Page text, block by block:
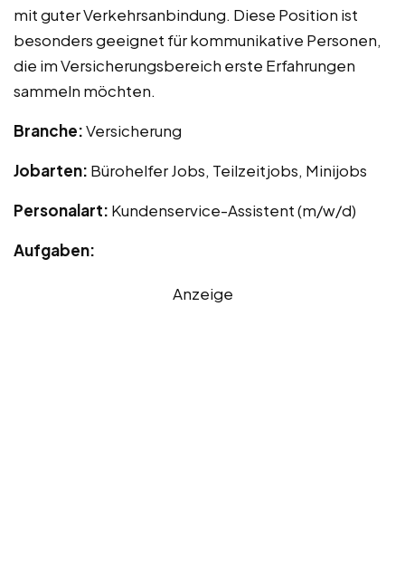
mit guter Verkehrsanbindung. Diese Position ist
besonders geeignet für kommunikative Personen,
die im Versicherungsbereich erste Erfahrungen
sammeln möchten.
Branche:Versicherung
Jobarten: Bürohelfer Jobs, Teilzeitjobs, Minijobs
Personalart: Kundenservice-Assistent (m/w/d)
Aufgaben:
Anzeige